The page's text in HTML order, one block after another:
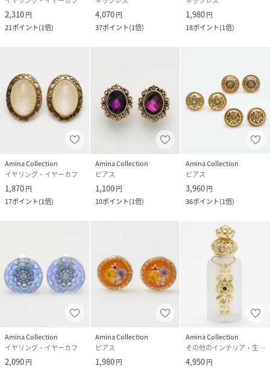
2,310円
21ポイント(1倍)
4,070円
37ポイント(1倍)
1,980円
18ポイント(1倍)
Amina Collection
イヤリング・イヤーカフ
1,870円
17ポイント(1倍)
Amina Collection
ピアス
1,100円
10ポイント(1倍)
Amina Collection
ピアス
3,960円
36ポイント(1倍)
Amina Collection
イヤリング・イヤーカフ
2,090円
Amina Collection
ピアス
1,980円
Amina Collection
その他のインテリア・生活雑貨
4,950円